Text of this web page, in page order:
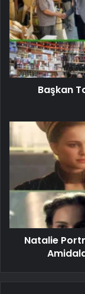
Başkan
Natalie